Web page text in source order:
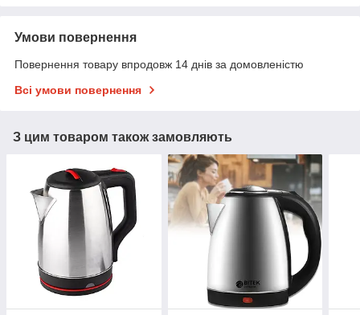
Умови повернення
Повернення товару впродовж 14 днів за домовленістю
Всі умови повернення
З цим товаром також замовляють